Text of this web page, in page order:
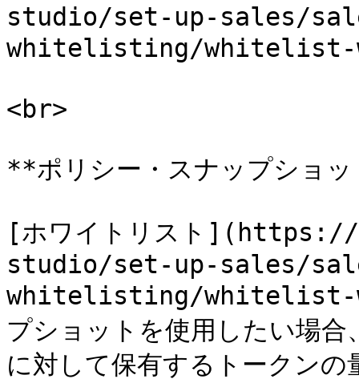
studio/set-up-sales/
whitelisting/whitelist-
<br>
**ポリシー・スナップショ
[ホワイトリスト
studio/set-up-sales/
whitelisting/whitelist-
プショットを使用したい場
に対して保有するトークン